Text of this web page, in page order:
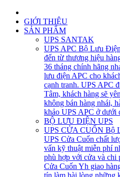
GIỚI THIỆU
SẢN PHẨM
UPS SANTAK
UPS APC Bộ Lưu
đến từ thương hiệu
36 tháng chính hãng
lưu điện APC cho
cạnh tranh. UPS APC
Tâm, khách hàng sẽ
không bán hàng nhái,
khảo UPS APC ở dưới
BỘ LƯU ĐIỆN UPS
UPS CỬA CUỐN Bộ
UPS Cửa Cuốn chất
vấn kỹ thuật miễn phí
phù hợp với cửa và
Cửa Cuốn Yh giao
tín làm hài lòng những